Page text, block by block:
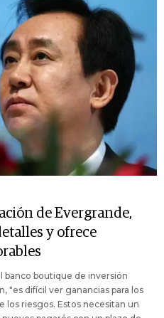
de Evergrande,
y ofrece
boutique de inversión
"es difícil ver ganancias para los
los riesgos. Estos necesitan un